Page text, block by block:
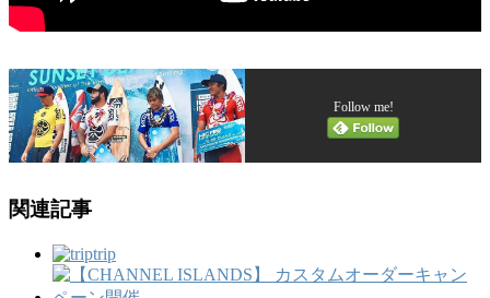
Follow me!
関連記事
trip